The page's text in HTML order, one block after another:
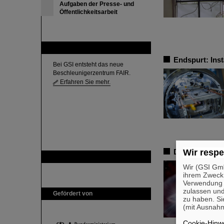
Aufgaben der Presse- und
Öffentlichkeitsarbeit
Bei GSI entsteht das neue
Beschleunigerzentrum FAIR.
Erfahren Sie mehr.
Gefördert von
Endspurt:
Die Rolle von
Wir
Wir (GSI
ihrem
zulassen
zu haben.
(mit